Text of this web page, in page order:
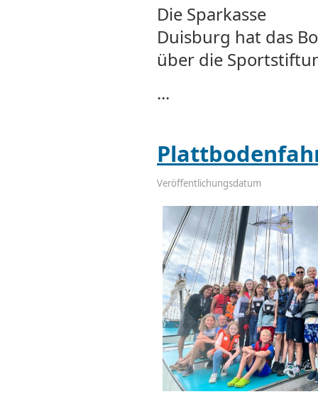
Die Sparkasse
Duisburg hat das
über die
...
Veröffentlichungsdatum